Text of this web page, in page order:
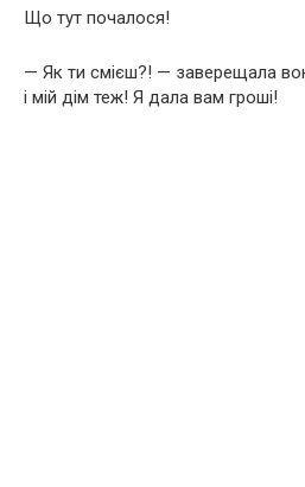
Що тут почалося!
— Як ти смієш?! — заверещала
і мій дім теж! Я дала вам гроші!